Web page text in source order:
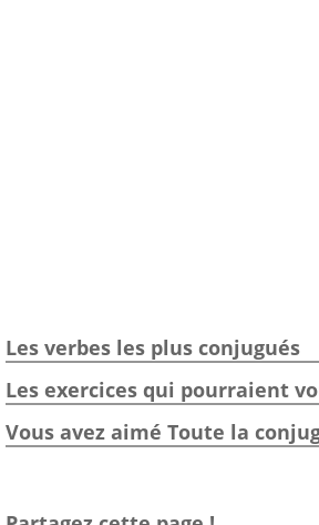
Les verbes les plus conjugués
Les exercices qui pourraient
Vous avez aimé Toute la